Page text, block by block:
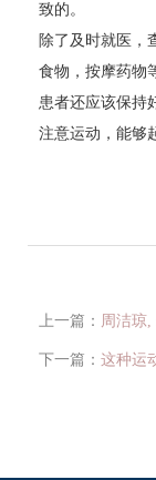
致的。
除了及时就医，
食物，按摩药物
患者还应该保持
注意运动，能够
上一篇： 周洁琼,
下一篇： 这种运